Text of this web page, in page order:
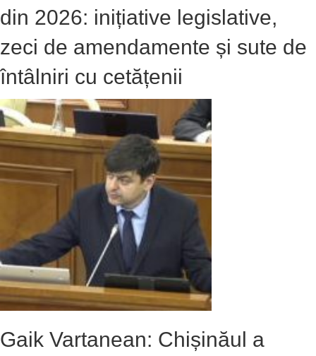
din 2026: inițiative legislative,
zeci de amendamente și sute de
întâlniri cu cetățenii
Gaik Vartanean: Chișinăul a